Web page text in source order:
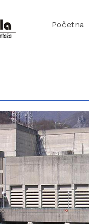
Početna